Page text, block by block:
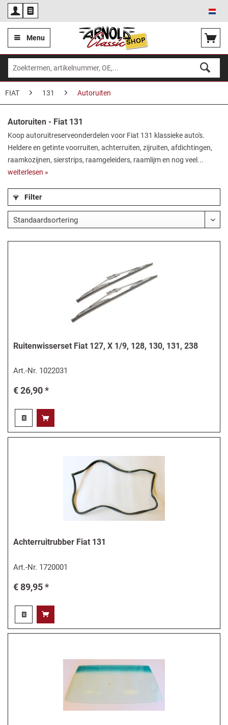
Menu
FIAT 131 Autoruiten
Autoruiten - Fiat 131
Koop autoruitreserveonderdelen voor Fiat 131 klassieke auto's.
Heldere en getinte voorruiten, achterruiten, zijruiten, afdichtingen,
raamkozijnen, sierstrips, raamgeleiders, raamlijm en nog veel...
weiterlesen »
Filter
Ruitenwisserset Fiat 127, X 1/9, 128, 130, 131, 238
Art.-Nr. 1022031
€ 26,90 *
Achterruitrubber Fiat 131
Art.-Nr. 1720001
€ 89,95 *